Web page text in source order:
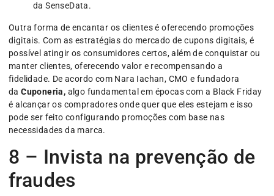
da SenseData.
Outra forma de encantar os clientes é oferecendo promoções
digitais. Com as estratégias do mercado de cupons digitais, é
possível atingir os consumidores certos, além de conquistar ou
manter clientes, oferecendo valor e recompensando a
fidelidade. De acordo com Nara Iachan, CMO e fundadora
daCuponeria, algo fundamental em épocas com a Black Friday
é alcançar os compradores onde quer que eles estejam e isso
pode ser feito configurando promoções com base nas
necessidades da marca.
8 – Invista na prevenção de
fraudes